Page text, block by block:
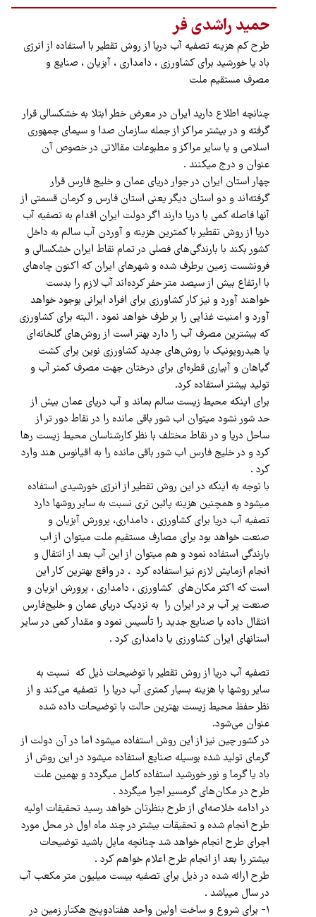
حمید راشدی فر
طرح کم هزینه تصفیه آب دریا از روش تقطیر با استفاده از انرژی
باد یا خورشید برای کشاورزی ، دامداری ، آبزیان ، صنایع و
مصرف مستقیم ملت
چنانچه اطلاع دارید ایران در معرض خطر ابتلا به خشکسالی قرار
گرفته و در بیشتر مراکز از جمله سازمان صدا و سیمای جمهوری
اسلامی و یا سایر مراکز و مطبوعات مقالاتی در خصوص آن
عنوان و درج میکنند .
چهار استان ایران در جوار دریای عمان و خلیج فارس قرار
گرفته‌اند و دو استان دیگر یعنی استان فارس و کرمان قسمتی از
آنها فاصله کمی با دریا دارند اگر دولت ایران اقدام به تصفیه آب
دریا از روش تقطیر با کمترین هزینه و آوردن آب سالم به داخل
کشور بکند با بارندگی‌های فصلی در تمام نقاط ایران خشکسالی و
فرونشست زمین برطرف شده و شهرهای ایران که اکنون چاه‌های
با ارتفاع بیش از سیصد متر حفر کرده‌اند آب لازم را بدست
خواهند آورد و نیز کار کشاورزی برای افراد ایرانی بوجود خواهد
آورد و امنیت غذایی را بر طرف خواهد نمود . البته برای کشاورزی
که بیشترین مصرف آب را دارد بهتر است از روش‌های گلخانه‌ای
یا هیدروپونیک با روش‌های جدید کشاورزی نوین برای کشت
گیاهان و آبیاری قطره‌ای برای درختان جهت مصرف کمتر آب و
تولید بیشتر استفاده کرد.
برای اینکه محیط زیست سالم بماند و آب دریای عمان بیش از
حد شور نشود میتوان اب شور باقی مانده را در نقاط دور تر از
ساحل دریا و در نقاط مختلف با نظر کارشناسان محیط زیست رها
کرد و در خلیج فارس اب شور باقی مانده را به اقیانوس هند وارد
کرد .
با توجه به اینکه در این روش تقطیر از انرژی خورشیدی استفاده
میشود و همچنین هزینه پائین تری نسبت به سایر روشها دارد
تصفیه آب دریا برای کشاورزی ، دامداری، پرورش آبزیان و
صنعت خواهد بود برای مصارف مستقیم ملت میتوان از اب
بارندگی استفاده نمود و هم میتوان از این آب بعد از انتقال و
انجام ازمایش لازم نیز استفاده کرد . در واقع بهترین کار این
است که اکثر مکان‌های کشاورزی ، دامداری ، پرورش ابزیان و
صنعت پر آب بر در ایران را به نزدیک دریای عمان و خلیج‌فارس
انتقال داده یا صنایع جدید را تأسیس نمود و مقدار کمی در سایر
استانهای ایران کشاورزی یا دامداری کرد .
تصفیه آب دریا از روش تقطیر با توضیحات ذیل که نسبت به
سایر روشها با هزینه بسیار کمتری آب دریا را تصفیه می‌کند و از
نظر حفظ محیط زیست بهترین حالت با توضیحات داده شده
عنوان می‌شود.
در کشور چین نیز از این روش استفاده میشود اما در آن دو‌لت از
گرمای تولید شده بوسیله صنایع استفاده میشود در این روش از
باد یا گرما و نور خورشید استفاده کامل ميگردد و بهمین علت
طرح در مکان‌های گرمسیر اجرا ميگردد .
در ادامه خلاصه‌ای از طرح بنظرتان خواهد رسید تحقیقات اولیه
طرح انجام شده و تحقیقات بیشتر در چند ماه اول در محل مورد
اجرای طرح انجام خواهد شد چنانچه مایل باشید توضیحات
بیشتر را بعد از انجام طرح اعلام خواهم کرد .
طرح ارائه شده در ذیل برای تصفیه بیست میلیون متر مکعب آب
در سال میباشد .
۱- برای شروع و ساخت اولين واحد هفتادوپنج هکتار زمین در